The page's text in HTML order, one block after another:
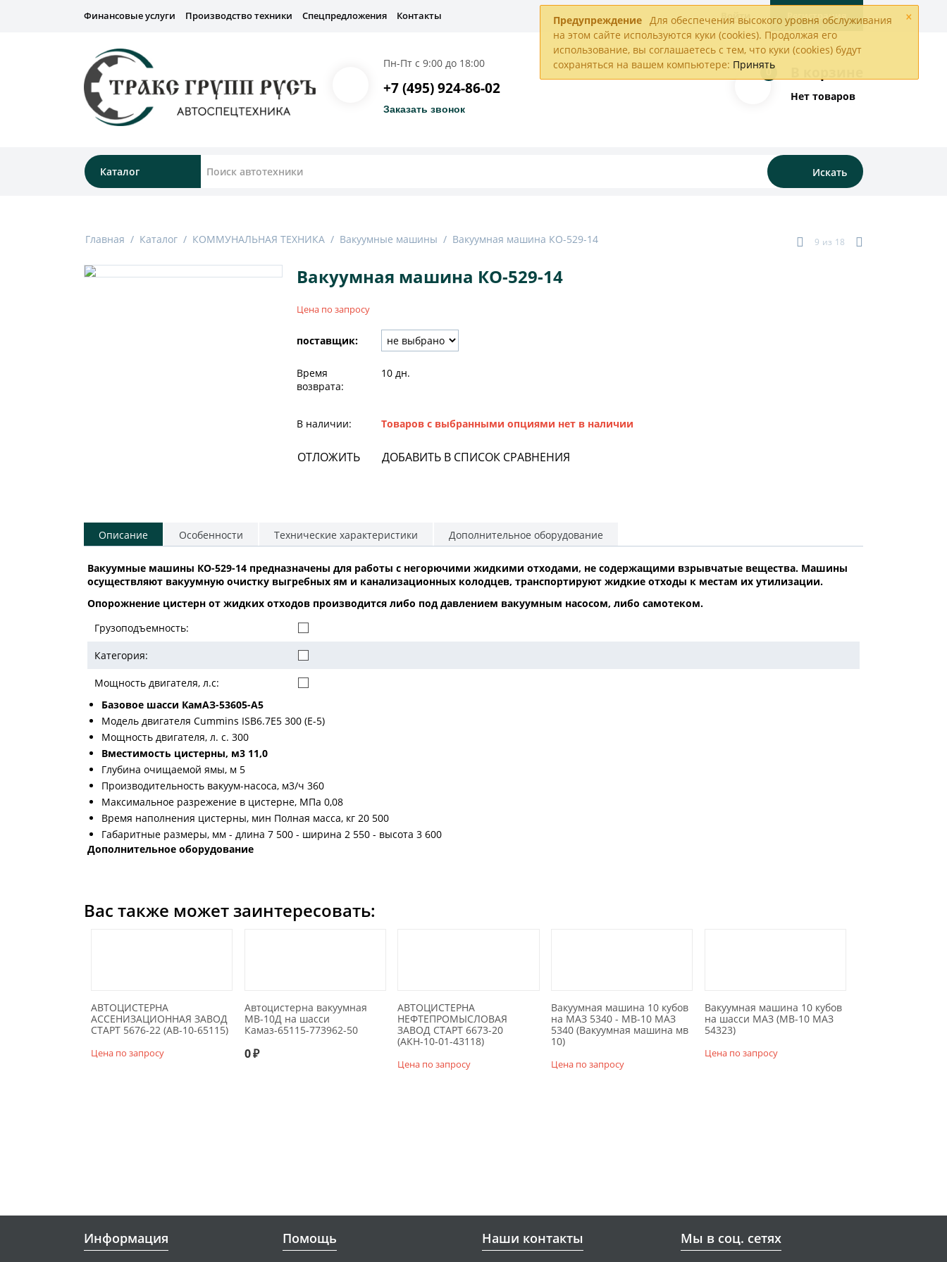
×
Предупреждение Для обеспечения высокого уровня обслуживания
на этом сайте используются куки (cookies). Продолжая его
использование, вы соглашаетесь с тем, что куки (cookies) будут
сохраняться на вашем компьютере: Принять
Финансовые услуги Производство техники Спецпредложения Контакты Войти Регистрация
Пн-Пт с 9:00 до 18:00
+7 (495) 924-86-02
Заказать звонок
0
Нет товаров
Каталог Искать
Главная / Каталог / КОММУНАЛЬНАЯ ТЕХНИКА / Вакуумные машины / Вакуумная машина КО-529-14 9 из 18
Вакуумная машина КО-529-14
Цена по запросу
поставщик:
Время
возврата:
10 дн.
В наличии: Товаров с выбранными опциями нет в наличии
ОТЛОЖИТЬ ДОБАВИТЬ В СПИСОК СРАВНЕНИЯ
Описание Особенности Технические характеристики Дополнительное оборудование
Вакуумные машины КО-529-14 предназначены для работы с негорючими жидкими отходами, не содержащими взрывчатые вещества. Машины
осуществляют вакуумную очистку выгребных ям и канализационных колодцев, транспортируют жидкие отходы к местам их утилизации.
Опорожнение цистерн от жидких отходов производится либо под давлением вакуумным насосом, либо самотеком.
Грузоподъемность:
Категория:
Мощность двигателя, л.с:
Базовое шасси КамАЗ-53605-A5
Модель двигателя Cummins ISB6.7E5 300 (Е-5)
Мощность двигателя, л. с. 300
Вместимость цистерны, м3 11,0
Глубина очищаемой ямы, м 5
Производительность вакуум-насоса, м3/ч 360
Максимальное разрежение в цистерне, МПа 0,08
Время наполнения цистерны, мин Полная масса, кг 20 500
Габаритные размеры, мм - длина 7 500 - ширина 2 550 - высота 3 600
Дополнительное оборудование
Вас также может заинтересовать:
АВТОЦИСТЕРНА
АССЕНИЗАЦИОННАЯ ЗАВОД
СТАРТ 5676-22 (АВ-10-65115)
Цена по запросу
Автоцистерна вакуумная
МВ-10Д на шасси
Камаз-65115-773962-50
0₽
АВТОЦИСТЕРНА
НЕФТЕПРОМЫСЛОВАЯ
ЗАВОД СТАРТ 6673-20
(АКН-10-01-43118)
Цена по запросу
Вакуумная машина 10 кубов
на МАЗ 5340 - МВ-10 МАЗ
5340 (Вакуумная машина мв
10)
Цена по запросу
Вакуумная машина 10 кубов
на шасси МАЗ (МВ-10 МАЗ
54323)
Цена по запросу
Информация Помощь Наши контакты Мы в соц. сетях